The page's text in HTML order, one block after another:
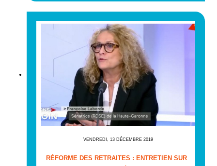
VENDREDI, 13 DÉCEMBRE 2019
RÉFORME DES RETRAITES : ENTRETIEN SUR